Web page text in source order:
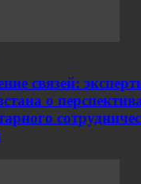
связей:
о